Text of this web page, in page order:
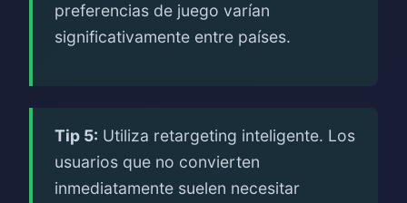
preferencias de juego varían
significativamente entre países.
Tip 5: Utiliza retargeting inteligente. Los
usuarios que no convierten
inmediatamente suelen necesitar